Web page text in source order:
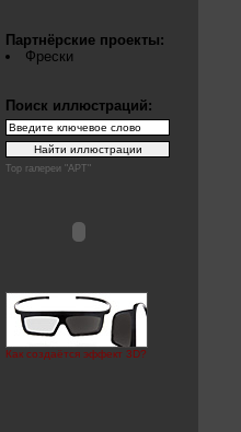
Партнёрские проекты:
Фрески
Поиск иллюстраций:
Top галереи "АРТ"
Как создаётся эффект 3D?